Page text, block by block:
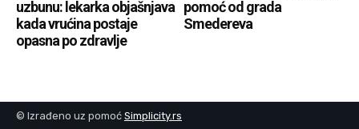
uzbunu: lekarka objašnjava
kada vrućina postaje
opasna po zdravlje
pomoć od grada
Smedereva
© Izrađeno uz pomoć Simplicity.rs